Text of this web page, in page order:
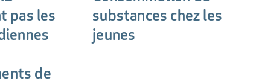
pas les
de
substances chez les
jeunes